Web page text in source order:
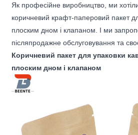
Як професійне виробництво, ми
коричневий крафт-паперовий пакет
плоским дном і клапаном. І ми
післяпродажне обслуговування та
Коричневий пакет для упаковки
плоским дном і клапаном